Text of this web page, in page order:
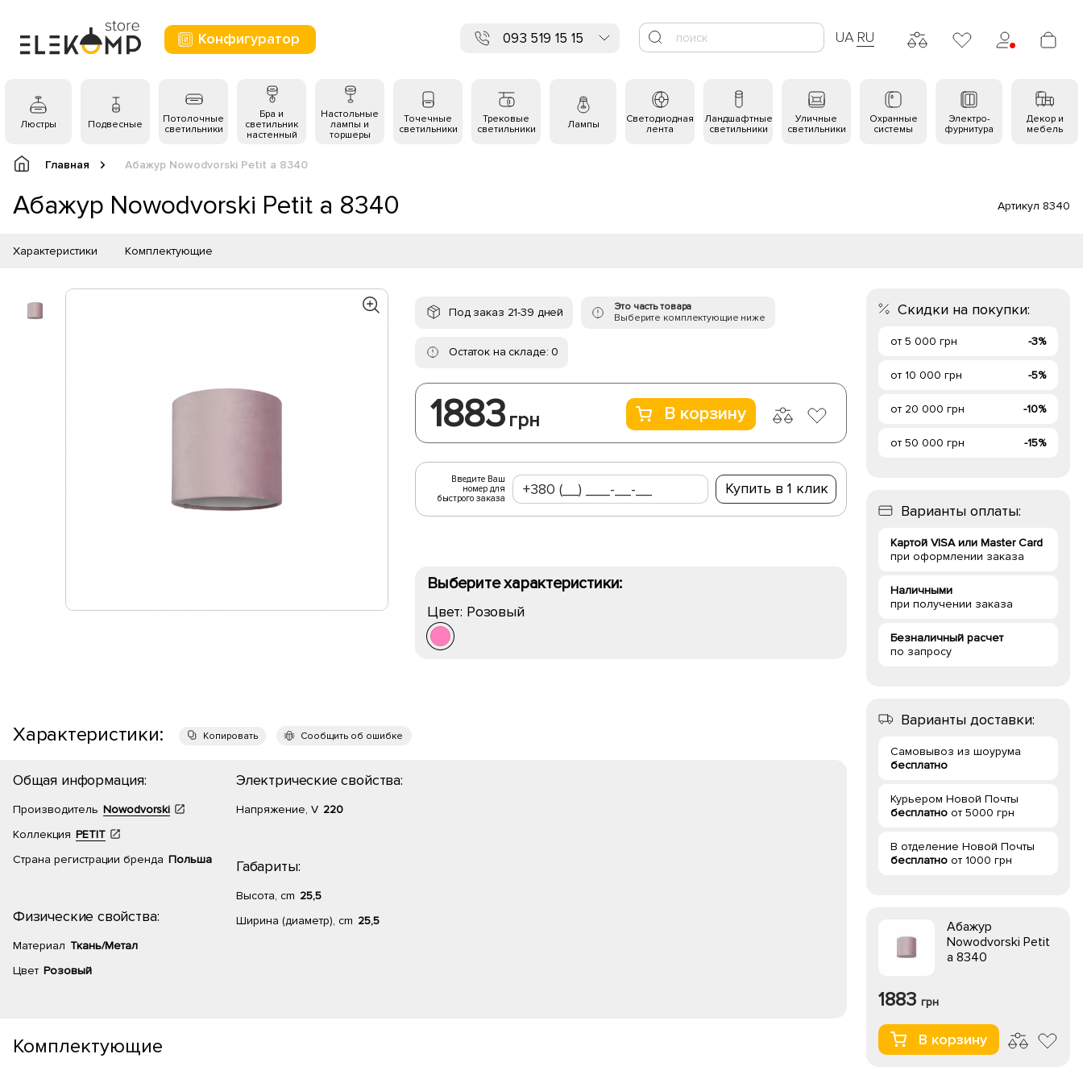
Конфигуратор 093 519 15 15 UA RU
Люстры Подвесные
Потолочные
светильники
Бра и
светильник
настенный
Настольные
лампы и
торшеры
Точечные
светильники
Трековые
светильники
Лампы
Светодиодная
лента
Ландшафтные
светильники
Уличные
светильники
Охранные
системы
Электро-
фурнитура
Декор и
мебель
Главная Абажур Nowodvorski Petit a 8340
Абажур Nowodvorski Petit a 8340 Артикул 8340
Характеристики Комплектующие
Под заказ 21-39 дней
Это часть товара
Выберите комплектующие ниже
Остаток на складе: 0
1883 грн В корзину
Введите Ваш
номер для
быстрого заказа
Купить в 1 клик
Выберите характеристики:
Цвет: Розовый
Характеристики: Копировать Сообщить об ошибке
Общая информация:
Производитель Nowodvorski
Коллекция PETIT
Страна регистрации бренда Польша
Физические свойства:
Материал Ткань/Метал
Цвет Розовый
Электрические свойства:
Напряжение, V 220
Габариты:
Высота, cm 25,5
Ширина (диаметр), cm 25,5
Комплектующие
Скидки на покупки:
от 5 000 грн -3%
от 10 000 грн -5%
от 20 000 грн -10%
от 50 000 грн -15%
Варианты оплаты:
Картой VISA или Master Card
при оформлении заказа
Наличными
при получении заказа
Безналичный расчет
по запросу
Варианты доставки:
Самовывоз из шоурума
бесплатно
Курьером Новой Почты
бесплатно от 5000 грн
В отделение Новой Почты
бесплатно от 1000 грн
Абажур
Nowodvorski Petit
a 8340
1883 грн
В корзину